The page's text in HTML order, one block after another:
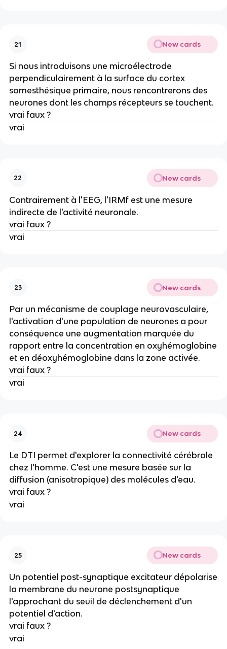
21 New cards
Si nous introduisons une microélectrode
perpendiculairement à la surface du cortex
somesthésique primaire, nous rencontrerons des
neurones dont les champs récepteurs se touchent.
vrai faux ?
vrai
22 New cards
Contrairement à l'EEG, l'IRMf est une mesure
indirecte de l'activité neuronale.
vrai faux ?
vrai
23 New cards
Par un mécanisme de couplage neurovasculaire,
l'activation d'une population de neurones a pour
conséquence une augmentation marquée du
rapport entre la concentration en oxyhémoglobine
et en déoxyhémoglobine dans la zone activée.
vrai faux ?
vrai
24 New cards
Le DTI permet d'explorer la connectivité cérébrale
chez l'homme. C'est une mesure basée sur la
diffusion (anisotropique) des molécules d'eau.
vrai faux ?
vrai
25 New cards
Un potentiel post-synaptique excitateur dépolarise
la membrane du neurone postsynaptique
l'approchant du seuil de déclenchement d'un
potentiel d'action.
vrai faux ?
vrai